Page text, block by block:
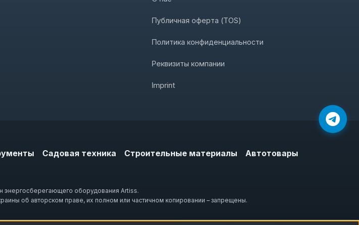
Публичная оферта (TOS)
Политика конфиденциальности
Реквизиты компании
Imprint
Садовая техника Строительные материалы Автотовары
энергосберегающего оборудования Artiss.
об авторском праве, их полном или частичном копировании – запрещены.